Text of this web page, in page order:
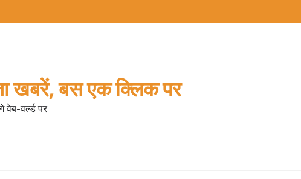
खबरें, बस एक क्लिक पर
वर्ल्ड पर